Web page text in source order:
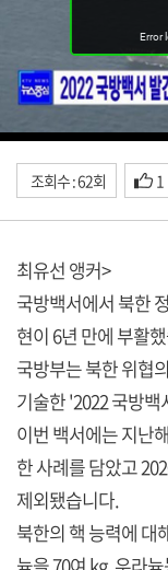
조회수 : 62회 1
최유선 앵커>
국방백서에서 북한
현이 6년 만에 부활
국방부는 북한 위협
기술한 '2022 국방
이번 백서에는 지난
한 사례를 담았고
제외됐습니다.
북한의 핵 능력에 대